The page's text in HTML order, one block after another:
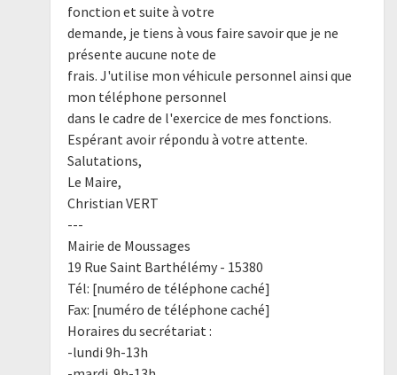
fonction et suite à votre
demande, je tiens à vous faire savoir que je ne
présente aucune note de
frais. J'utilise mon véhicule personnel ainsi que
mon téléphone personnel
dans le cadre de l'exercice de mes fonctions.
Espérant avoir répondu à votre attente.
Salutations,
Le Maire,
Christian VERT
---
Mairie de Moussages
19 Rue Saint Barthélémy - 15380
Tél: [numéro de téléphone caché]
Fax: [numéro de téléphone caché]
Horaires du secrétariat :
-lundi 9h-13h